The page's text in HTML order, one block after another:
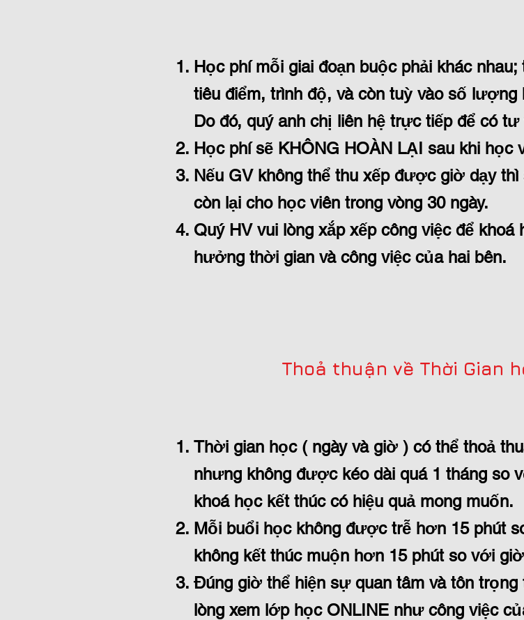
Học phí mỗi giai đoạn buộc phải khác
tiêu điểm, trình độ, và còn tuỳ vào số
Do đó, quý anh chị liên hệ trực tiếp để có tư
Học phí sẽ KHÔNG HOÀN LẠI sau khi học
Nếu GV không thể thu xếp được giờ dạy
còn lại cho học viên trong vòng 30 ngày.
Quý HV vui lòng xắp xếp công việc để khoá
hưởng thời gian và công việc của hai bên.
Thoả thuận về Thời Gian
Thời gian học ( ngày và giờ ) có thể thoả
nhưng không được kéo dài quá 1 tháng so
khoá học kết thúc có hiệu quả mong muốn.
Mỗi buổi học không được trễ hơn 15 phút
không kết thúc muộn hơn 15 phút so với
Đúng giờ thể hiện sự quan tâm và tôn
lòng xem lớp học ONLINE như công việc